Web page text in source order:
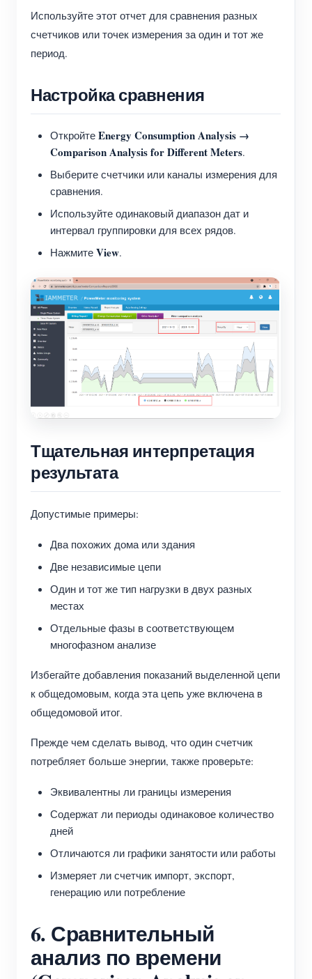
Используйте этот отчет для сравнения разных
счетчиков или точек измерения за один и тот же
период.
Настройка сравнения
Откройте Energy Consumption Analysis →
Comparison Analysis for Different Meters.
Выберите счетчики или каналы измерения для
сравнения.
Используйте одинаковый диапазон дат и
интервал группировки для всех рядов.
Нажмите View.
Тщательная интерпретация
результата
Допустимые примеры:
Два похожих дома или здания
Две независимые цепи
Один и тот же тип нагрузки в двух разных
местах
Отдельные фазы в соответствующем
многофазном анализе
Избегайте добавления показаний выделенной цепи
к общедомовым, когда эта цепь уже включена в
общедомовой итог.
Прежде чем сделать вывод, что один счетчик
потребляет больше энергии, также проверьте:
Эквивалентны ли границы измерения
Содержат ли периоды одинаковое количество
дней
Отличаются ли графики занятости или работы
Измеряет ли счетчик импорт, экспорт,
генерацию или потребление
6. Сравнительный
анализ по времени